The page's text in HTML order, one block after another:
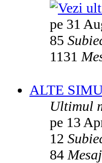
pe 31
85
1131
ALTE
Ultimul
pe 13
12
84